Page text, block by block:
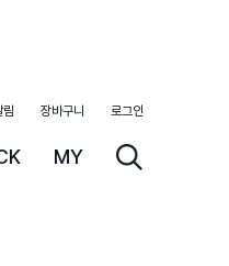
MY
림 장바구니 로그인